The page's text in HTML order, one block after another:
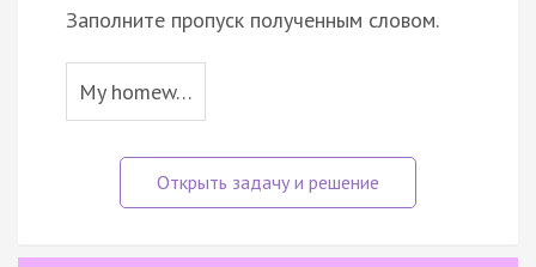
Заполните пропуск полученным словом.
My homew…